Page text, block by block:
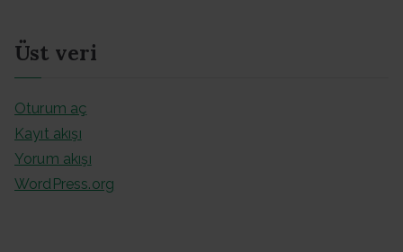
Üst veri
Oturum aç
Kayıt akışı
Yorum akışı
WordPress.org